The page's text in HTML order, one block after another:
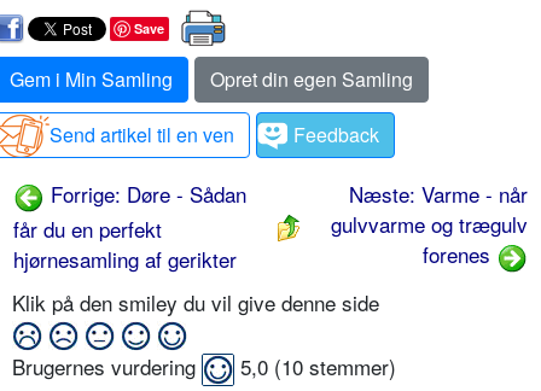
Save
Gem i Min Samling
Opret din egen Samling
Send artikel til en ven
Feedback
Forrige: Døre - Sådan
får du en perfekt
hjørnesamling af gerikter
Næste: Varme - når
gulvvarme og trægulv
forenes
Klik på den smiley du vil give denne side
Brugernes vurdering 5,0 (10 stemmer)